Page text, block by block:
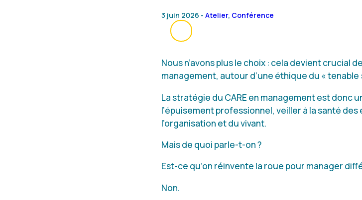
3 juin 2026 - Atelier, Conférence
Nous n’avons plus le choix : cela devient crucial
management, autour d’une éthique du « tenable
La stratégie du CARE en management est donc
l’épuisement professionnel, veiller à la santé des
l’organisation et du vivant.
Mais de quoi parle-t-on ?
Est-ce qu’on réinvente la roue pour manager
Non.